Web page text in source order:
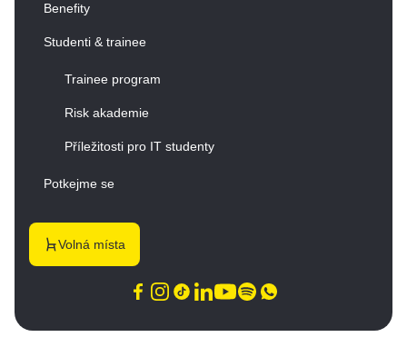
Benefity
Studenti & trainee
Trainee program
Risk akademie
Příležitosti pro IT studenty
Potkejme se
Volná místa